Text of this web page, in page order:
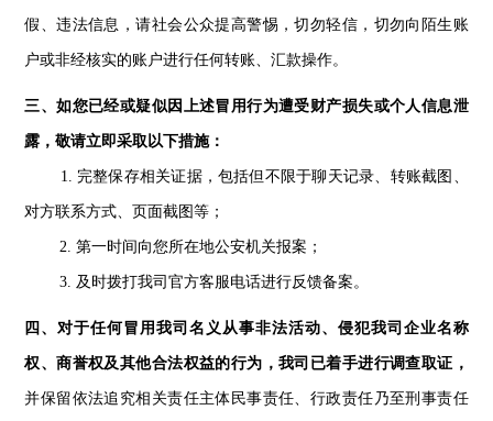
假、违法信息，请社会公众提高警惕，切勿轻信，切勿向陌生账
户或非经核实的账户进行任何转账、汇款操作。
三、如您已经或疑似因上述冒用行为遭受财产损失或个人信息泄
露，敬请立即采取以下措施：
1. 完整保存相关证据，包括但不限于聊天记录、转账截图、
对方联系方式、页面截图等；
2. 第一时间向您所在地公安机关报案；
3. 及时拨打我司官方客服电话进行反馈备案。
四、对于任何冒用我司名义从事非法活动、侵犯我司企业名称
权、商誉权及其他合法权益的行为，我司已着手进行调查取证，
并保留依法追究相关责任主体民事责任、行政责任乃至刑事责任